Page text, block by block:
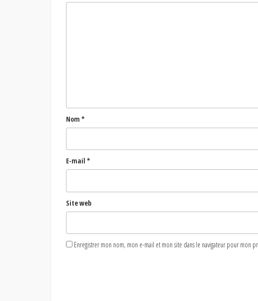
Nom *
E-mail *
Site web
Enregistrer mon nom, mon e-mail et mon site dans le navigateur pour mon